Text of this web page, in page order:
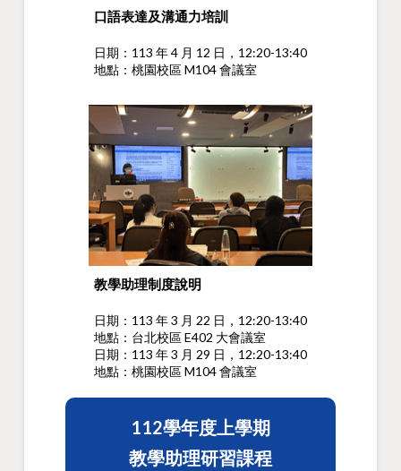
口語表達及溝通力培訓
日期：113 年 4 月 12 日，12:20-13:40
地點：桃園校區 M104 會議室
教學助理制度說明
日期：113 年 3 月 22 日，12:20-13:40
地點：台北校區 E402 大會議室
日期：113 年 3 月 29 日，12:20-13:40
地點：桃園校區 M104 會議室
112學年度上學期
教學助理研習課程